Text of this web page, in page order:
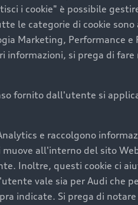
affidabilità e
marchio. Audi offre
la tua
un’auto usata, oltre al
uno stato migliore del
della vettura certifica
i cookie" è possibile
le categorie di cookie
Marketing, Performance
informazioni, si prega di
fornito dall'utente si
e raccolgono
all'interno del sito
Inoltre, questi cookie ci
vale sia per Audi che
indicate. Si prega di